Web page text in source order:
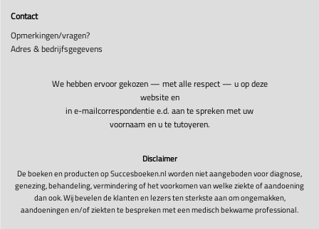
Contact
Opmerkingen/vragen?
Adres & bedrijfsgegevens
We hebben ervoor gekozen — met alle respect — u op deze
website en
in e-mailcorrespondentie e.d. aan te spreken met uw
voornaam en u te tutoyeren.
Disclaimer
De boeken en producten op Succesboeken.nl worden niet aangeboden voor diagnose,
genezing, behandeling, vermindering of het voorkomen van welke ziekte of aandoening
dan ook. Wij bevelen de klanten en lezers ten sterkste aan om ongemakken,
aandoeningen en/of ziekten te bespreken met een medisch bekwame professional.